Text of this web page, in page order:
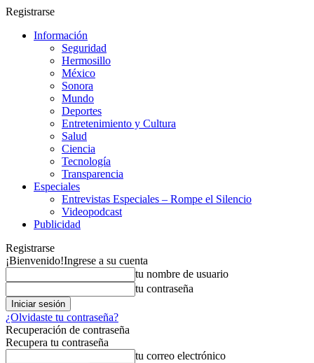
Registrarse
Información
Seguridad
Hermosillo
México
Sonora
Mundo
Deportes
Entretenimiento y Cultura
Salud
Ciencia
Tecnología
Transparencia
Especiales
Entrevistas Especiales – Rompe el Silencio
Videopodcast
Publicidad
Registrarse
¡Bienvenido!Ingrese a su cuenta
tu nombre de usuario
tu contraseña
¿Olvidaste tu contraseña?
Recuperación de contraseña
Recupera tu contraseña
tu correo electrónico